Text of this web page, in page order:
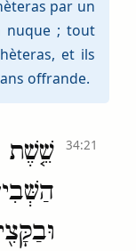
par un
nuque ; tout
et ils
offrande.
שֵׁ֤שֶׁת
34:21